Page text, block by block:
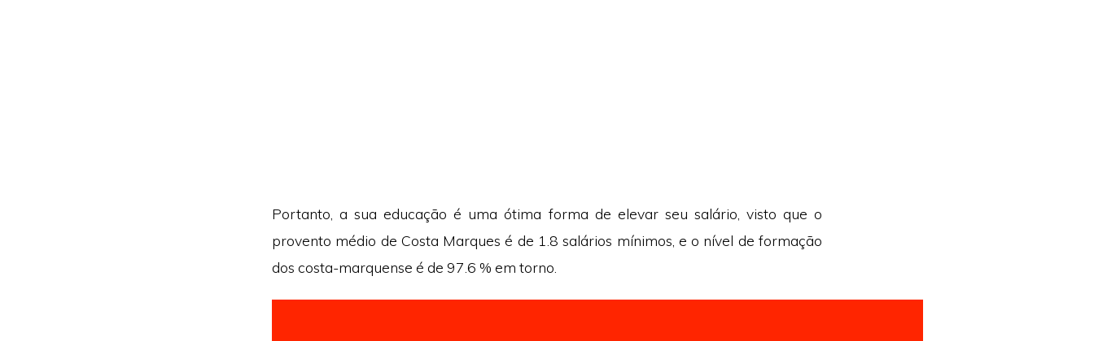
Portanto, a sua educação é uma ótima forma de elevar seu salário, visto que o
provento médio de Costa Marques é de 1.8 salários mínimos, e o nível de formação
dos costa-marquense é de 97.6 % em torno.